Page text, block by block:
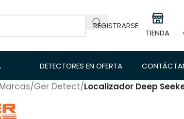
REGISTRARSE
TIENDA
DETECTORES EN OFERTA
Marcas/Ger Detect/Localizador Deep